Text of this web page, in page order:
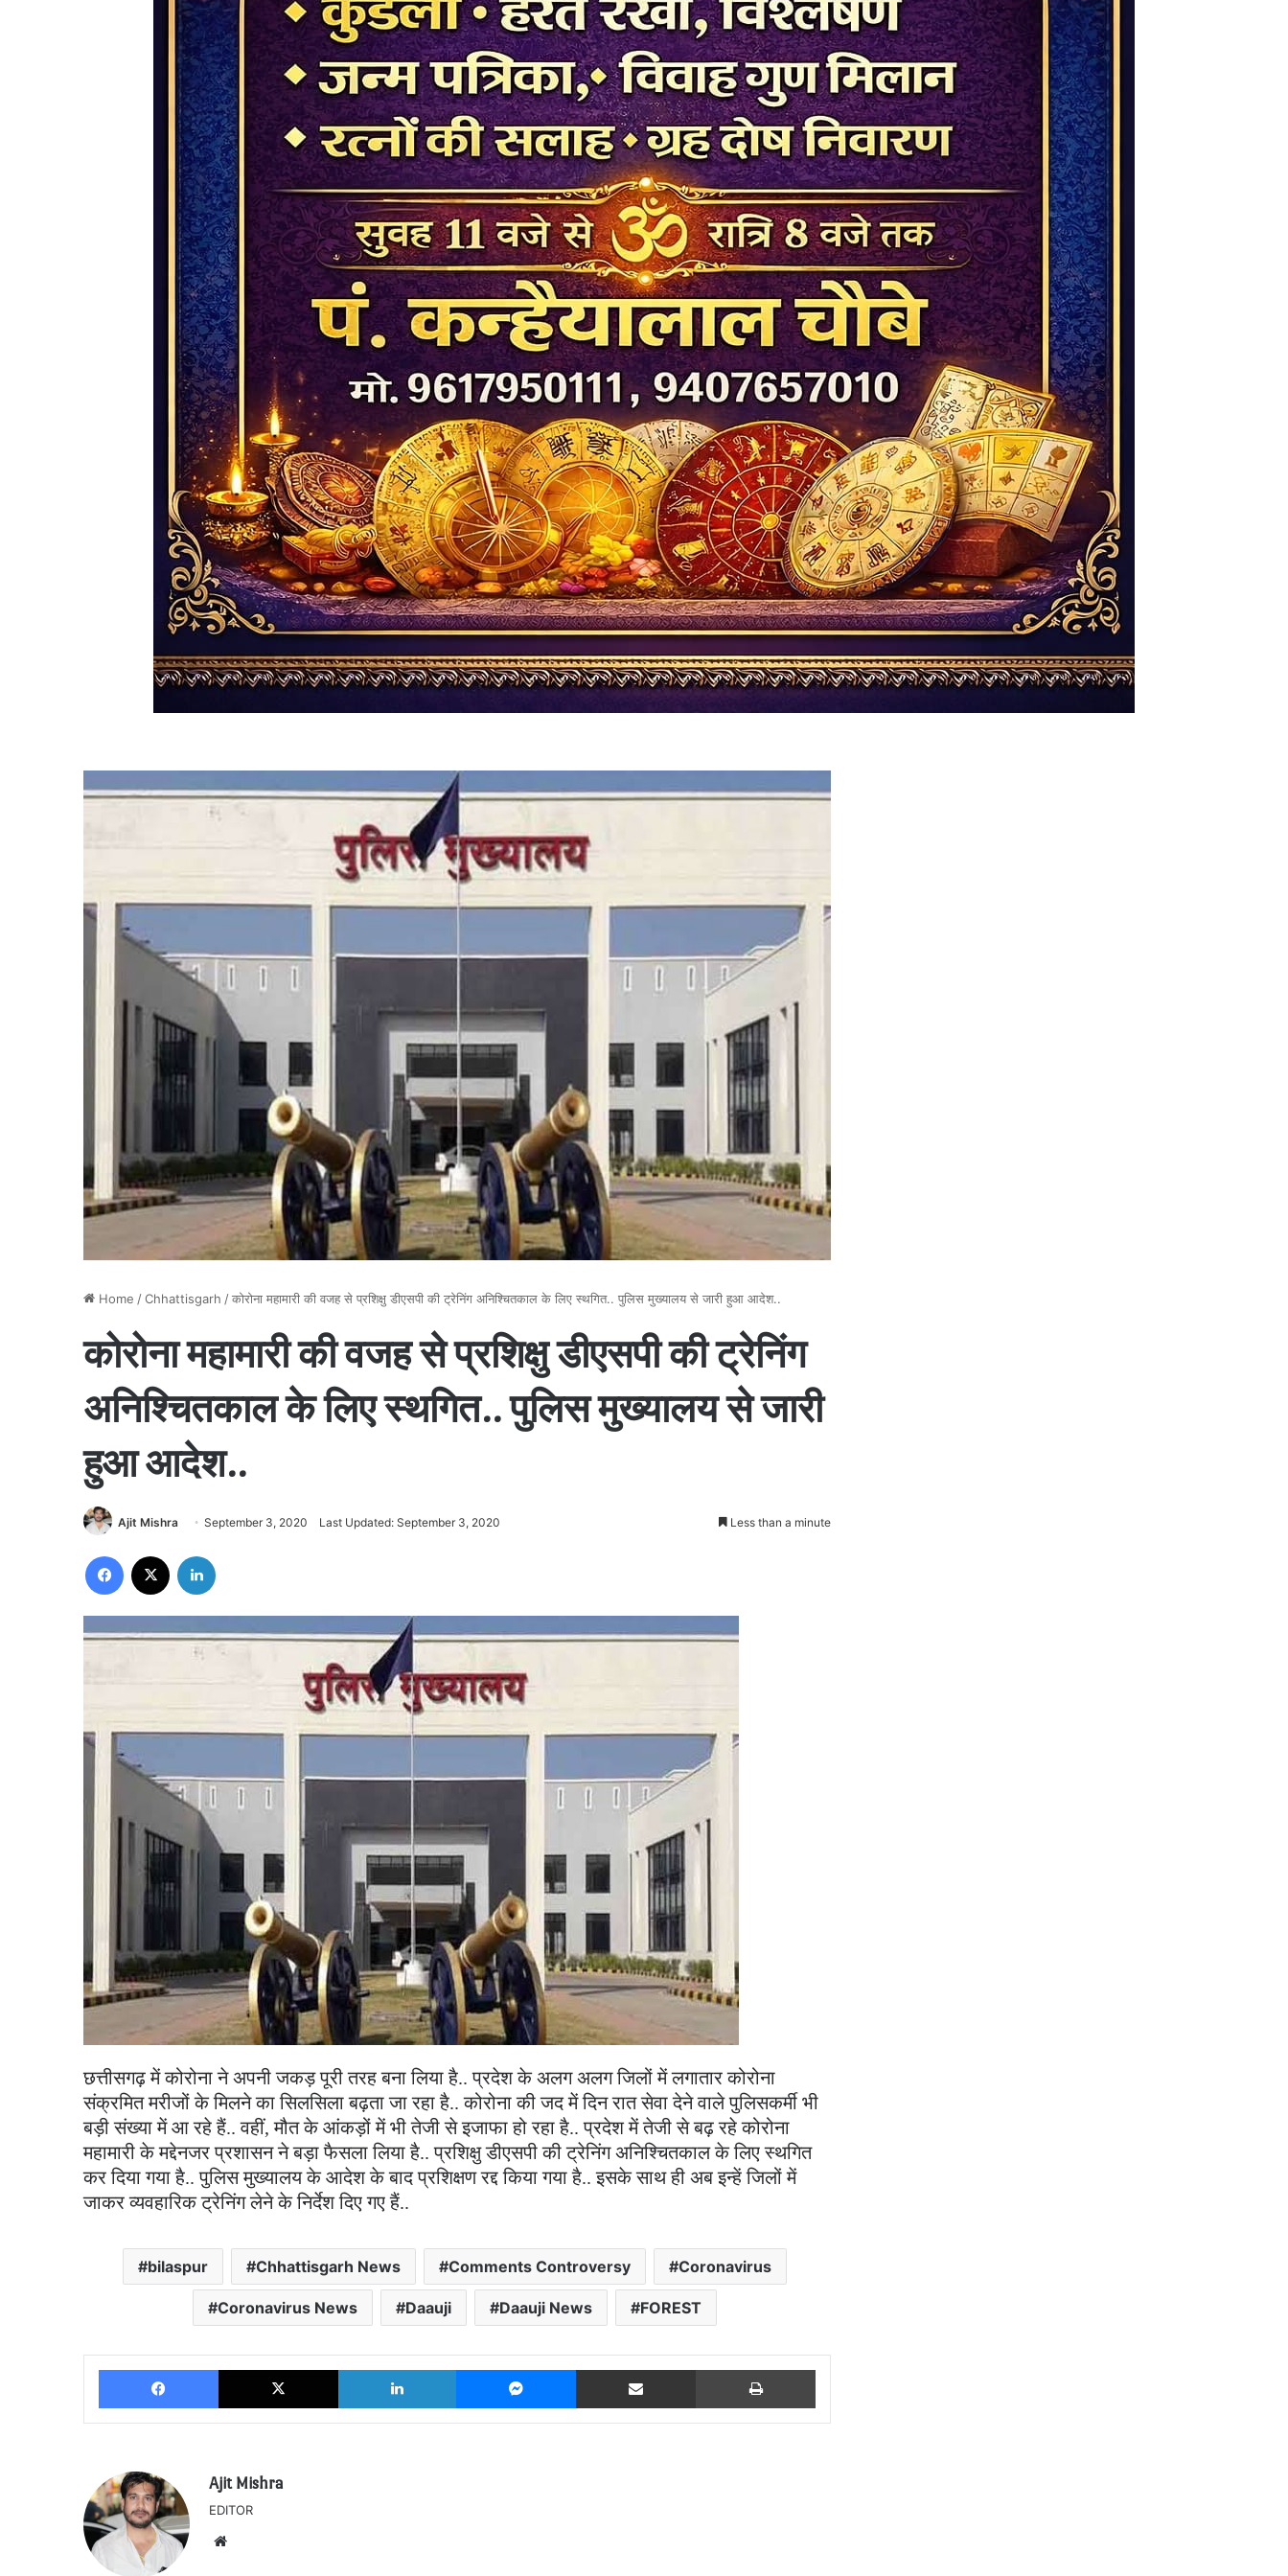
Home /Chhattisgarh /कोरोना महामारी की वजह से प्रशिक्षु डीएसपी की ट्रेनिंग अनिश्चितकाल के लिए स्थगित.. पुलिस मुख्यालय से जारी हुआ आदेश..
कोरोना महामारी की वजह से प्रशिक्षु डीएसपी की ट्रेनिंग
अनिश्चितकाल के लिए स्थगित.. पुलिस मुख्यालय से जारी
हुआ आदेश..
Ajit Mishra September 3, 2020 Last Updated: September 3, 2020 Less than a minute
Facebook
छत्तीसगढ़ में कोरोना ने अपनी जकड़ पूरी तरह बना लिया है.. प्रदेश के अलग अलग जिलों में लगातार कोरोना
संक्रमित मरीजों के मिलने का सिलसिला बढ़ता जा रहा है.. कोरोना की जद में दिन रात सेवा देने वाले पुलिसकर्मी भी
बड़ी संख्या में आ रहे हैं.. वहीं, मौत के आंकड़ों में भी तेजी से इजाफा हो रहा है.. प्रदेश में तेजी से बढ़ रहे कोरोना
महामारी के मद्देनजर प्रशासन ने बड़ा फैसला लिया है.. प्रशिक्षु डीएसपी की ट्रेनिंग अनिश्चितकाल के लिए स्थगित
कर दिया गया है.. पुलिस मुख्यालय के आदेश के बाद प्रशिक्षण रद्द किया गया है.. इसके साथ ही अब इन्हें जिलों में
जाकर व्यवहारिक ट्रेनिंग लेने के निर्देश दिए गए हैं..
bilaspur Chhattisgarh News Comments Controversy Coronavirus
Coronavirus News Daauji Daauji News FOREST
Facebook X LinkedIn Messenger Share via Email Print
Ajit Mishra
EDITOR